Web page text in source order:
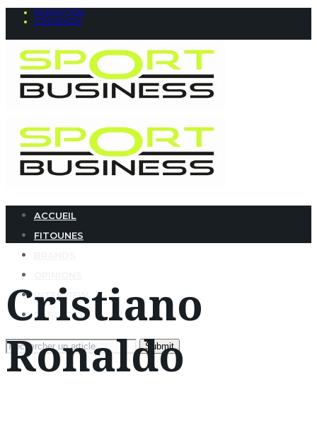
INSCRIPTION
CONNEXION
ACCUEIL
FITOUNES
INTERVIEW
PUBLICITÉ
Search
for:
Cristiano
Ronaldo